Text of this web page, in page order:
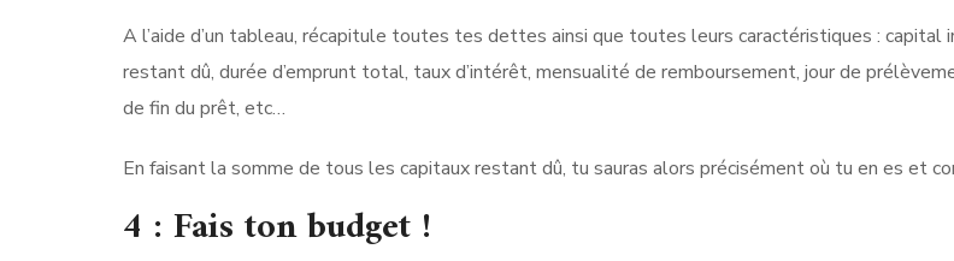
A l’aide d’un tableau, récapitule toutes tes dettes ainsi que toutes leurs caractéristiques : capital
restant dû, durée d’emprunt total, taux d’intérêt, mensualité de remboursement, jour de
de fin du prêt, etc…
En faisant la somme de tous les capitaux restant dû, tu sauras alors précisément où tu en es et
4 : Fais ton budget !